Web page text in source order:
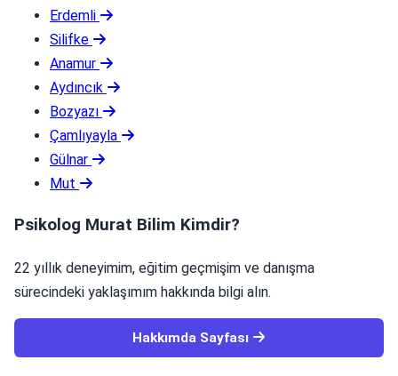
Erdemli
Silifke
Anamur
Aydıncık
Bozyazı
Çamlıyayla
Gülnar
Mut
Psikolog Murat Bilim Kimdir?
22 yıllık deneyimim, eğitim geçmişim ve danışma
sürecindeki yaklaşımım hakkında bilgi alın.
Hakkımda Sayfası